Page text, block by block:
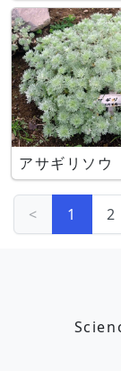
アサギリソウ
< 1 2